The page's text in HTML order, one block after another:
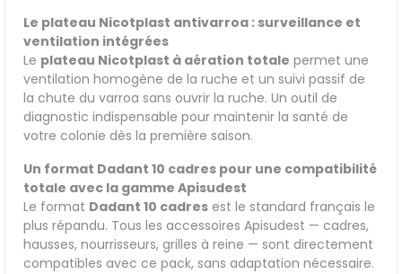
Le plateau Nicotplast antivarroa : surveillance et
ventilation intégrées
Le plateau Nicotplast à aération totale permet une
ventilation homogène de la ruche et un suivi passif de
la chute du varroa sans ouvrir la ruche. Un outil de
diagnostic indispensable pour maintenir la santé de
votre colonie dès la première saison.
Un format Dadant 10 cadres pour une compatibilité
totale avec la gamme Apisudest
Le format Dadant 10 cadres est le standard français le
plus répandu. Tous les accessoires Apisudest — cadres,
hausses, nourrisseurs, grilles à reine — sont directement
compatibles avec ce pack, sans adaptation nécessaire.